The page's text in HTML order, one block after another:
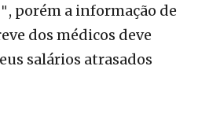
, porém a informação de
dos médicos deve
salários atrasados